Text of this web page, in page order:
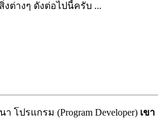
งต่างๆ ดังต่อไปนี้ครับ ...
โปรแกรม (Program Developer) เขา